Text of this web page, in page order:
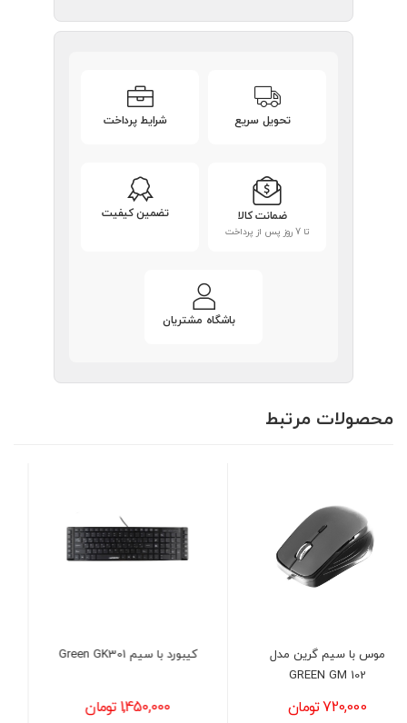
تحویل سریع شرایط پرداخت
ضمانت کالا
تا 7 روز پس از پرداخت
تضمین کیفیت
باشگاه مشتریان
محصولات مرتبط
کیبورد با سیم Green GK301
1,450,000 تومان
هدست گیمینگ ردراگون مدل